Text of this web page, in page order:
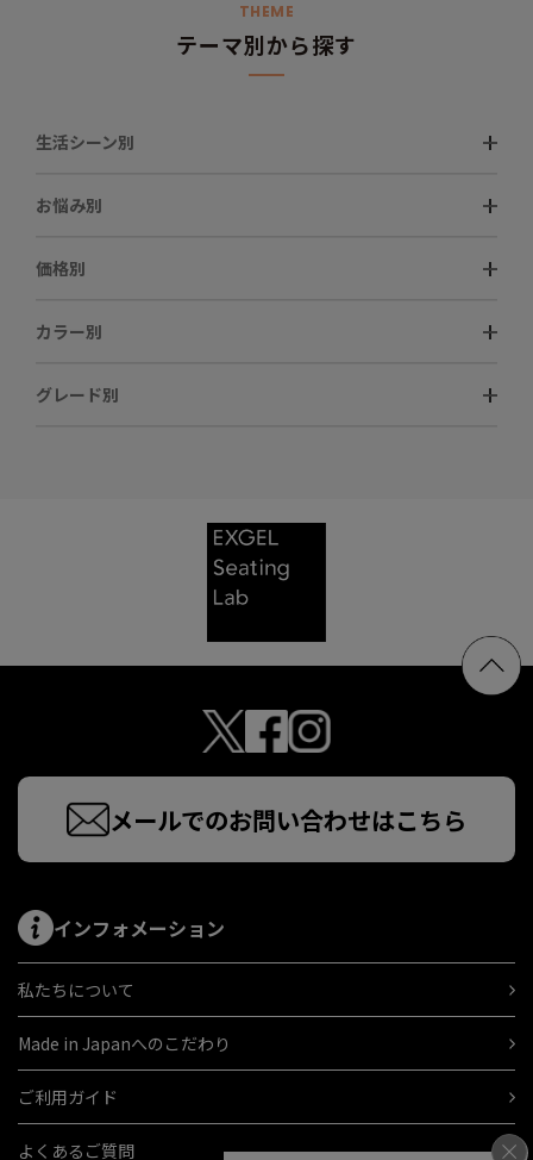
THEME
テーマ別から探す
生活シーン別
お悩み別
価格別
カラー別
グレード別
メールでのお問い合わせはこちら
インフォメーション
私たちについて
Made in Japanへのこだわり
ご利用ガイド
よくあるご質問